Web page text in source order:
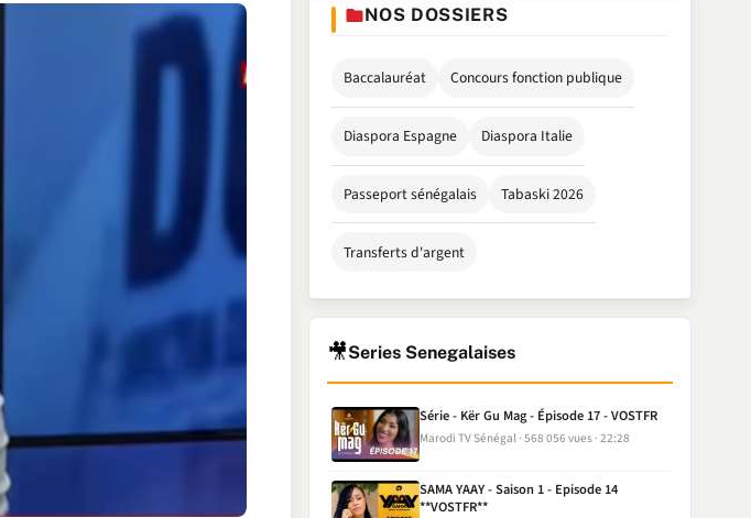
NOS DOSSIERS
Baccalauréat Concours fonction publique
Diaspora Espagne Diaspora Italie
Passeport sénégalais Tabaski 2026
Transferts d'argent
🎥Series Senegalaises
Série - Kër Gu Mag - Épisode 17 - VOSTFR
Marodi TV Sénégal 568 056 vues 22:28
SAMA YAAY - Saison 1 - Episode 14
**VOSTFR**